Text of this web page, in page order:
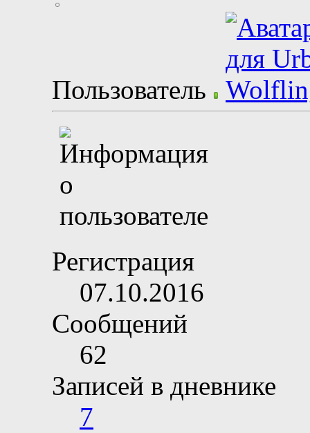
Пользователь
Регистрация
07.10.2016
Сообщений
62
Записей в дневнике
7